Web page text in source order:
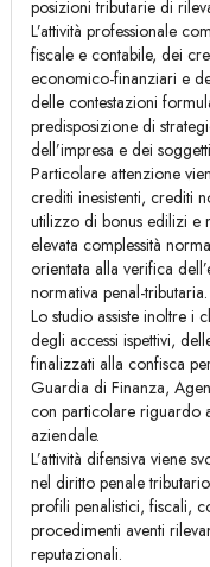
posizioni tributarie di
L’attività professionale
fiscale e contabile, dei
economico-finanziari e
delle contestazioni
predisposizione di
dell’impresa e dei
Particolare attenzione
crediti inesistenti, crediti
utilizzo di bonus edilizi e
elevata complessità
orientata alla verifica
normativa penal-tributaria.
Lo studio assiste inoltre i
degli accessi ispettivi,
finalizzati alla confisca
Guardia di Finanza,
con particolare riguardo
aziendale.
L’attività difensiva viene
nel diritto penale
profili penalistici, fiscali,
procedimenti aventi
reputazionali.